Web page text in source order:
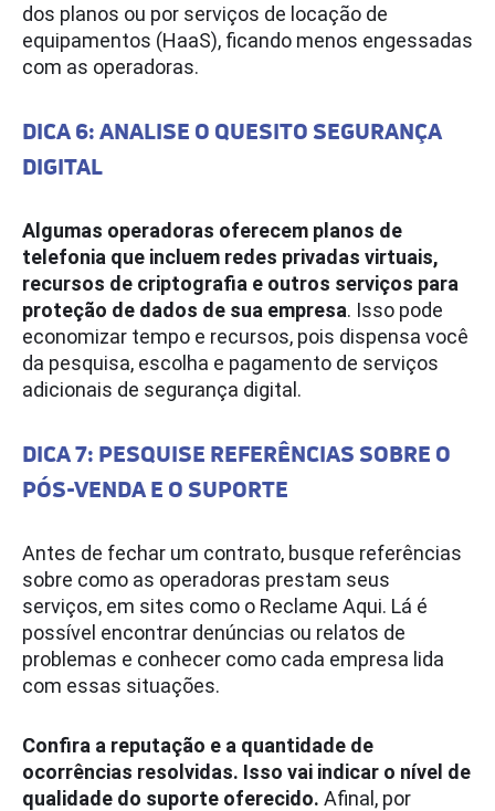
dos planos ou por serviços de locação de
equipamentos (HaaS), ficando menos engessadas
com as operadoras.
DICA 6: ANALISE O QUESITO SEGURANÇA
DIGITAL
Algumas operadoras oferecem planos de
telefonia que incluem redes privadas virtuais,
recursos de criptografia e outros serviços para
proteção de dados de sua empresa. Isso pode
economizar tempo e recursos, pois dispensa você
da pesquisa, escolha e pagamento de serviços
adicionais de segurança digital.
DICA 7: PESQUISE REFERÊNCIAS SOBRE O
PÓS-VENDA E O SUPORTE
Antes de fechar um contrato, busque referências
sobre como as operadoras prestam seus
serviços, em sites como o Reclame Aqui. Lá é
possível encontrar denúncias ou relatos de
problemas e conhecer como cada empresa lida
com essas situações.
Confira a reputação e a quantidade de
ocorrências resolvidas. Isso vai indicar o nível de
qualidade do suporte oferecido. Afinal, por